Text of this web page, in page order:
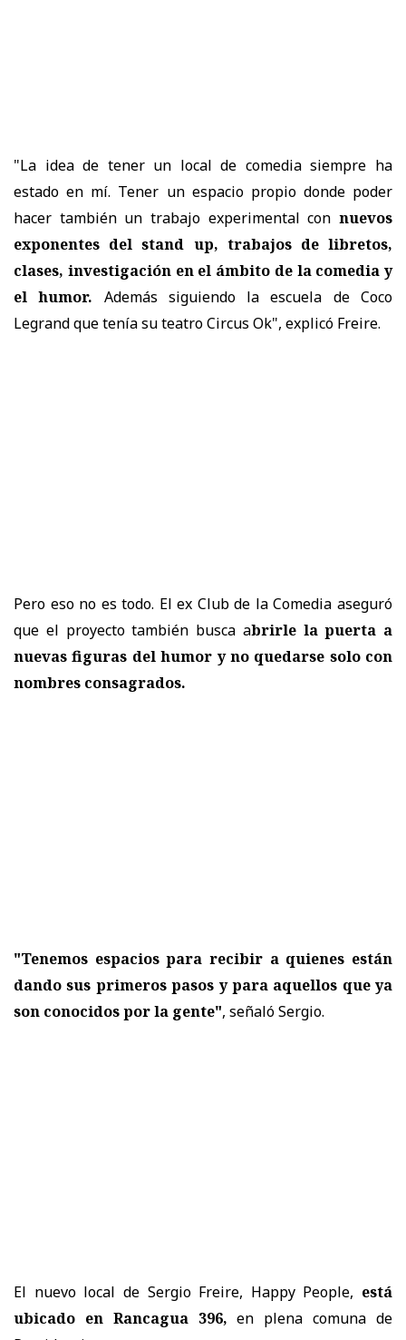
"La idea de tener un local de comedia siempre ha
estado en mí. Tener un espacio propio donde poder
hacer también un trabajo experimental con nuevos
exponentes del stand up, trabajos de libretos,
clases, investigación en el ámbito de la comedia y
el humor. Además siguiendo la escuela de Coco
Legrand que tenía su teatro Circus Ok", explicó Freire.
Pero eso no es todo. El ex Club de la Comedia aseguró
que el proyecto también busca abrirle la puerta a
nuevas figuras del humor y no quedarse solo con
nombres consagrados.
"Tenemos espacios para recibir a quienes están
dando sus primeros pasos y para aquellos que ya
son conocidos por la gente", señaló Sergio.
El nuevo local de Sergio Freire, Happy People, está
ubicado en Rancagua 396, en plena comuna de